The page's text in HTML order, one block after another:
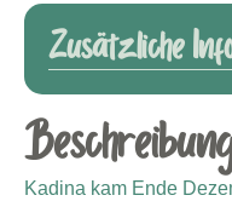
Zusätzliche
Kadina kam Ende